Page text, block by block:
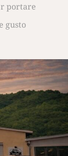
portare
gusto